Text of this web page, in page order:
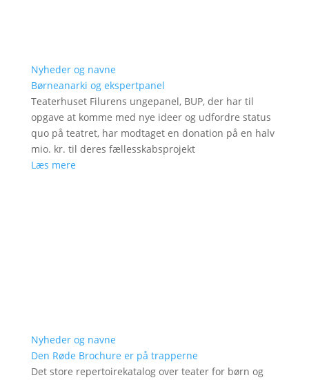
Nyheder og navne
Børneanarki og ekspertpanel
Teaterhuset Filurens ungepanel, BUP, der har til
opgave at komme med nye ideer og udfordre status
quo på teatret, har modtaget en donation på en halv
mio. kr. til deres fællesskabsprojekt
Læs mere
Nyheder og navne
Den Røde Brochure er på trapperne
Det store repertoirekatalog over teater for børn og